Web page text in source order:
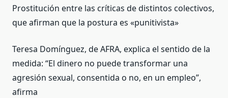
Prostitución entre las críticas de distintos colectivos,
que afirman que la postura es «punitivista»
Teresa Domínguez, de AFRA, explica el sentido de la
medida: “El dinero no puede transformar una
agresión sexual, consentida o no, en un empleo”,
afirma